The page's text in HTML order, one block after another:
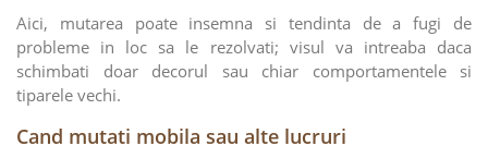
Aici, mutarea poate insemna si tendinta de a fugi de
probleme in loc sa le rezolvati; visul va intreaba daca
schimbati doar decorul sau chiar comportamentele si
tiparele vechi.
Cand mutati mobila sau alte lucruri